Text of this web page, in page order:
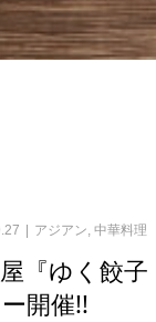
アジアン,中華料理
『ゆく餃
開催!!